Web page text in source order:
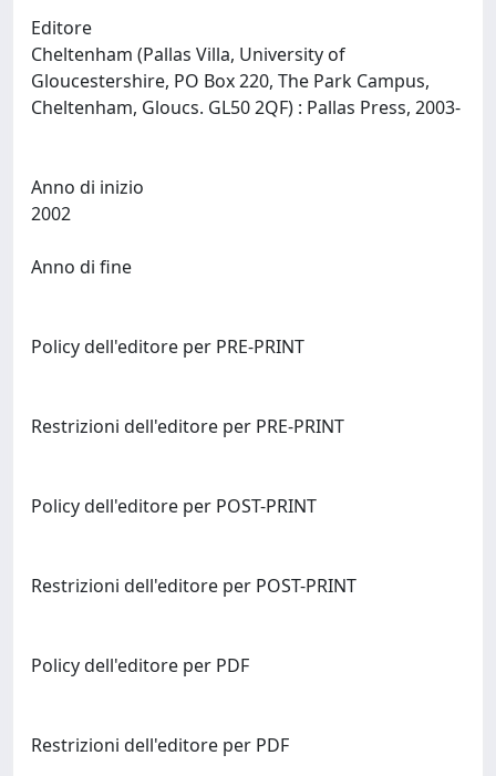
Editore
Cheltenham (Pallas Villa, University of
Gloucestershire, PO Box 220, The Park Campus,
Cheltenham, Gloucs. GL50 2QF) : Pallas Press, 2003-
Anno di inizio
Anno di fine
Policy dell'editore per PRE-PRINT
Restrizioni dell'editore per PRE-PRINT
Policy dell'editore per POST-PRINT
Restrizioni dell'editore per POST-PRINT
Policy dell'editore per PDF
Restrizioni dell'editore per PDF